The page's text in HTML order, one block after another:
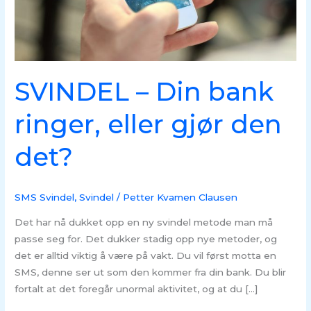
SVINDEL – Din bank
ringer, eller gjør den
det?
SMS Svindel,Svindel / Petter Kvamen Clausen
Det har nå dukket opp en ny svindel metode man må
passe seg for. Det dukker stadig opp nye metoder, og
det er alltid viktig å være på vakt. Du vil først motta en
SMS, denne ser ut som den kommer fra din bank. Du blir
fortalt at det foregår unormal aktivitet, og at du […]